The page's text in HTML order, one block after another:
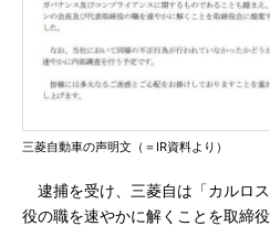
三菱自動車の声明文（＝IR資料より）
逮捕を受け、三菱自は「カルロ
役の職を速やかに解くことを取締